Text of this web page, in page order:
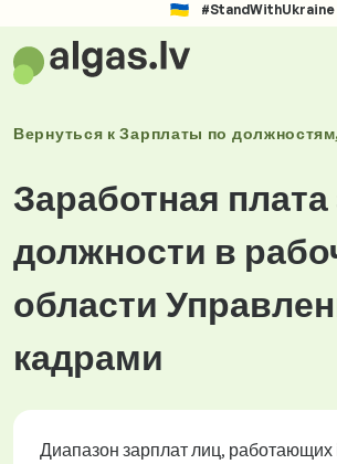
#StandWithUkraine
Вернуться кЗарплаты по должностям
Заработная плата
должности в
области
кадрами
Диапазон зарплат лиц, работающих